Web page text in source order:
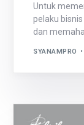
Untuk
pelaku
dan
SYANAMPRO